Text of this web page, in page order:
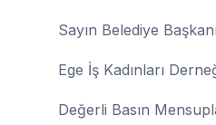
Sayın Belediye
Ege İş Kadınları
Değerli Basın